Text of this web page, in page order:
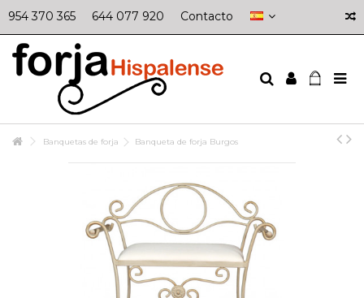
954 370 365 644 077 920 Contacto
Banquetas de forja Banqueta de forja Burgos